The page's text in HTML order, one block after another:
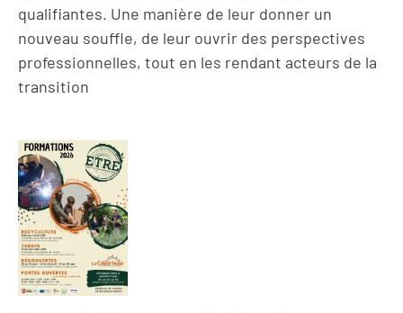
qualifiantes. Une manière de leur donner un
nouveau souffle, de leur ouvrir des perspectives
professionnelles, tout en les rendant acteurs de la
transition